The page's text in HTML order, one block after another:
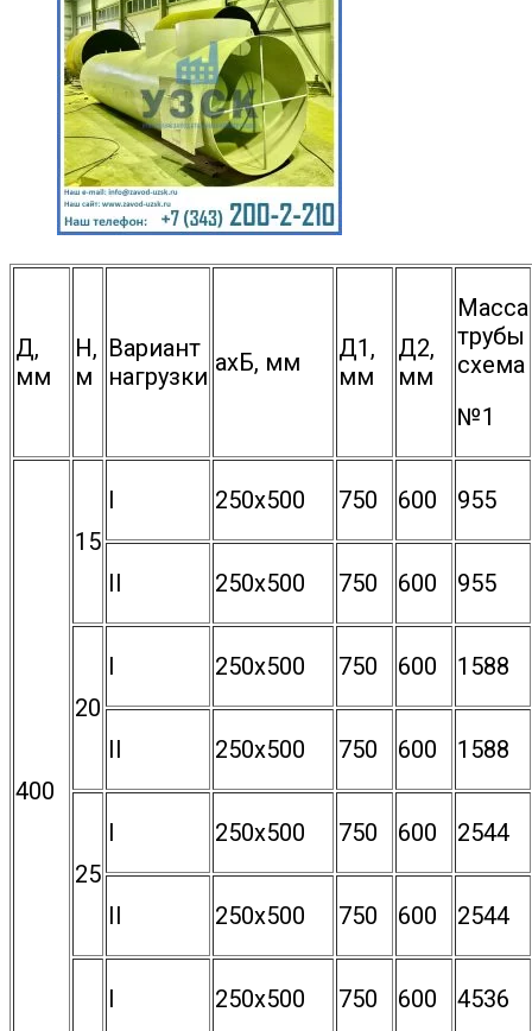
Д,
мм
Н,
м
Вариант
нагрузки ахБ, мм
Д1,
мм
Д2,
мм
Масса
трубы
схема
№1
400
15
I 250х500 750 600 955
II 250х500 750 600 955
20
I 250х500 750 600 1588
II 250х500 750 600 1588
25
I 250х500 750 600 2544
II 250х500 750 600 2544
I 250х500 750 600 4536